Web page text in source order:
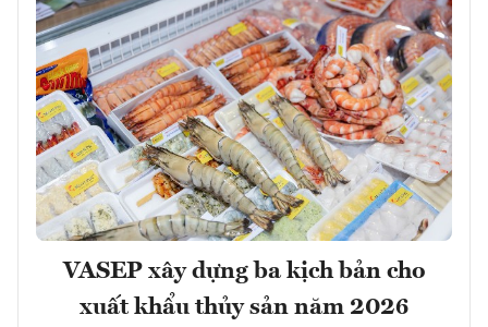
VASEP xây dựng ba kịch bản cho
xuất khẩu thủy sản năm 2026